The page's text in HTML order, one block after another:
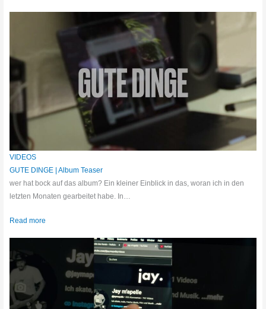
VIDEOS
GUTE DINGE | Album Teaser
wer hat bock auf das album? Ein kleiner Einblick in das, woran ich in den
letzten Monaten gearbeitet habe. In…
Read more